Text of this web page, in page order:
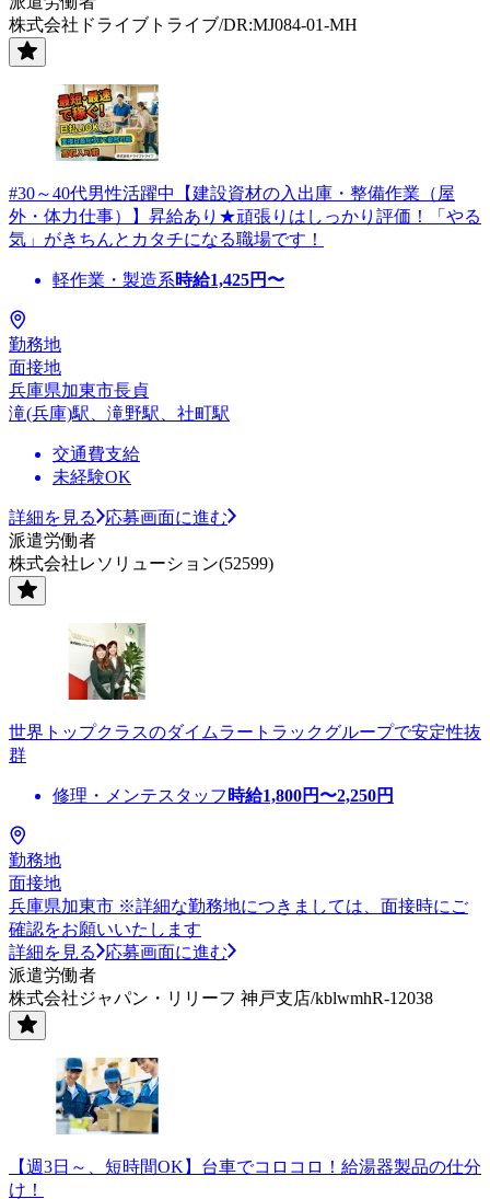
株式会社ドライブトライブ/DR:MJ084-01-MH
#30～40代男性活躍中【建設資材の入出庫・整備作業（屋
外・体力仕事）】昇給あり★頑張りはしっかり評価！「やる
気」がきちんとカタチになる職場です！
軽作業・製造系時給1,425円〜
勤務地
面接地
兵庫県加東市長貞
滝(兵庫)駅、滝野駅、社町駅
交通費支給
未経験OK
詳細を見る
応募画面に進む
派遣労働者
株式会社レソリューション(52599)
世界トップクラスのダイムラートラックグループで安定性抜
群
修理・メンテスタッフ 時給1,800円〜2,250円
勤務地
面接地
兵庫県加東市 ※詳細な勤務地につきましては、面接時にご
確認をお願いいたします
詳細を見る
応募画面に進む
派遣労働者
株式会社ジャパン・リリーフ 神戸支店/kblwmhR-12038
【週3日～、短時間OK】台車でコロコロ！給湯器製品の仕分
け！